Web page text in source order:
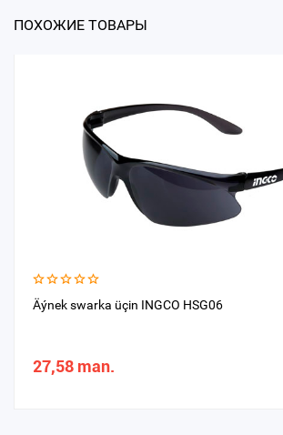
ПОХОЖИЕ ТОВАРЫ
Äýnek swarka üçin INGCO HSG06
27,58 man.